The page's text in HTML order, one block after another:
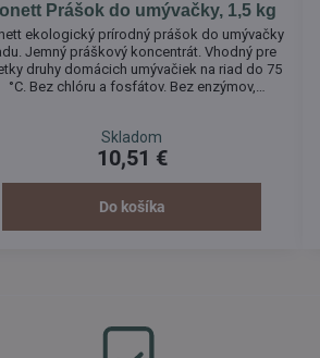
Prášok do umývačky, 1,5 kg
ekologický prírodný prášok do umývačky
Jemný práškový koncentrát. Vhodný pre
druhy domácich umývačiek na riad do 75
°C. Bez chlóru a fosfátov. Bez enzýmov,
agresívne chlór obsahujúce bielidlá,
fosfáty, syntetické prostriedky na striebro,
ap. Napriek tomu zvláda skvelo aj silné...
Skladom
10,51 €
Do košíka